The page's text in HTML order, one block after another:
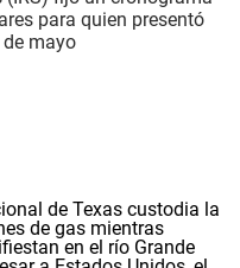
para quien presentó
mayo